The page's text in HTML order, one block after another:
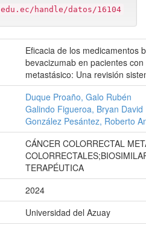
handle/datos/16104
Eficacia de los medicamentos
bevacizumab en pacientes
metastásico: Una revisión
Duque Proaño, Galo Rubén
Galindo Figueroa, Bryan David
González Pesántez, Roberto
CÁNCER COLORRECTAL
TERAPÉUTICA
2024
Universidad del Azuay